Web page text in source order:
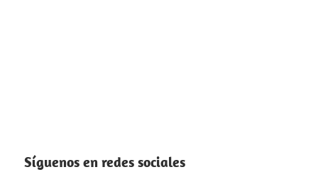
Síguenos en redes sociales